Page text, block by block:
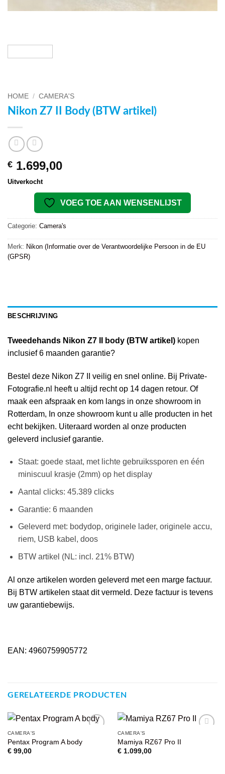
HOME / CAMERA'S
Nikon Z7 II Body (BTW artikel)
€ 1.699,00
Uitverkocht
VOEG TOE AAN WENSENLIJST
Categorie: Camera's
Merk: Nikon (Informatie over de Verantwoordelijke Persoon in de EU
(GPSR)
BESCHRIJVING
Tweedehands Nikon Z7 II body (BTW artikel) kopen
inclusief 6 maanden garantie?
Bestel deze Nikon Z7 II veilig en snel online. Bij Private-
Fotografie.nl heeft u altijd recht op 14 dagen retour. Of
maak een afspraak en kom langs in onze showroom in
Rotterdam, In onze showroom kunt u alle producten in het
echt bekijken. Uiteraard worden al onze producten
geleverd inclusief garantie.
Staat: goede staat, met lichte gebruikssporen en één
miniscuul krasje (2mm) op het display
Aantal clicks: 45.389 clicks
Garantie: 6 maanden
Geleverd met: bodydop, originele lader, originele accu,
riem, USB kabel, doos
BTW artikel (NL: incl. 21% BTW)
Al onze artikelen worden geleverd met een marge factuur.
Bij BTW artikelen staat dit vermeld. Deze factuur is tevens
uw garantiebewijs.
EAN: 4960759905772
GERELATEERDE PRODUCTEN
VOEG TOE
CAMERA'S
Pentax Program A body
€99,00
VOEG TOE
CAMERA'S
Mamiya RZ67 Pro II
€1.099,00